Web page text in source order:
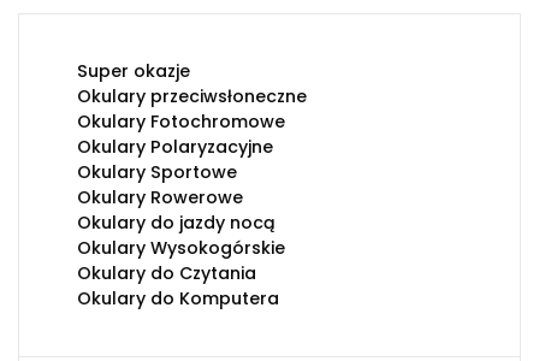
Super okazje
Okulary przeciwsłoneczne
Okulary Fotochromowe
Okulary Polaryzacyjne
Okulary Sportowe
Okulary Rowerowe
Okulary do jazdy nocą
Okulary Wysokogórskie
Okulary do Czytania
Okulary do Komputera